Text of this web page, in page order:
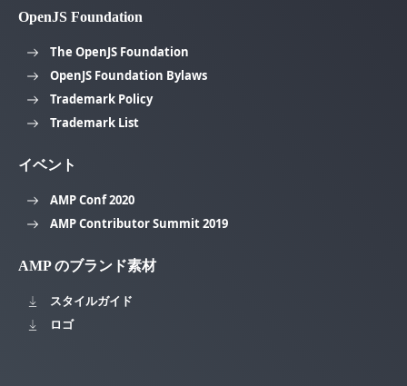
OpenJS Foundation
The OpenJS Foundation
OpenJS Foundation Bylaws
Trademark Policy
Trademark List
イベント
AMP Conf 2020
AMP Contributor Summit 2019
AMP のブランド素材
スタイルガイド
ロゴ